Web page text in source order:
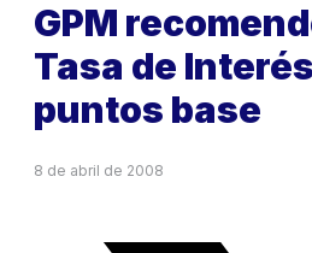
GPM
Tasa de
puntos base
8 de abril de 2008